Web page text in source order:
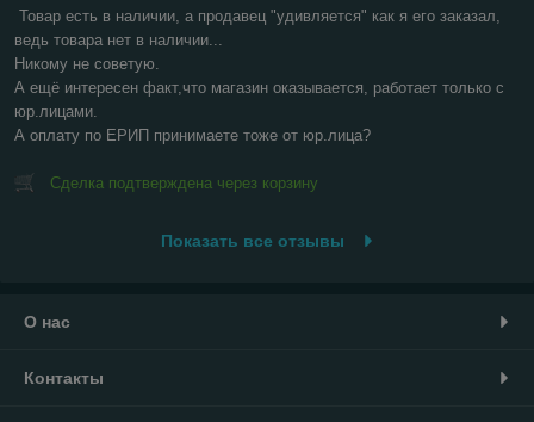
Товар есть в наличии, а продавец "удивляется" как я его заказал,
ведь товара нет в наличии...
Никому не советую.
А ещё интересен факт,что магазин оказывается, работает только с
юр.лицами.
А оплату по ЕРИП принимаете тоже от юр.лица?
Сделка подтверждена через корзину
Показать все отзывы
О нас
Контакты